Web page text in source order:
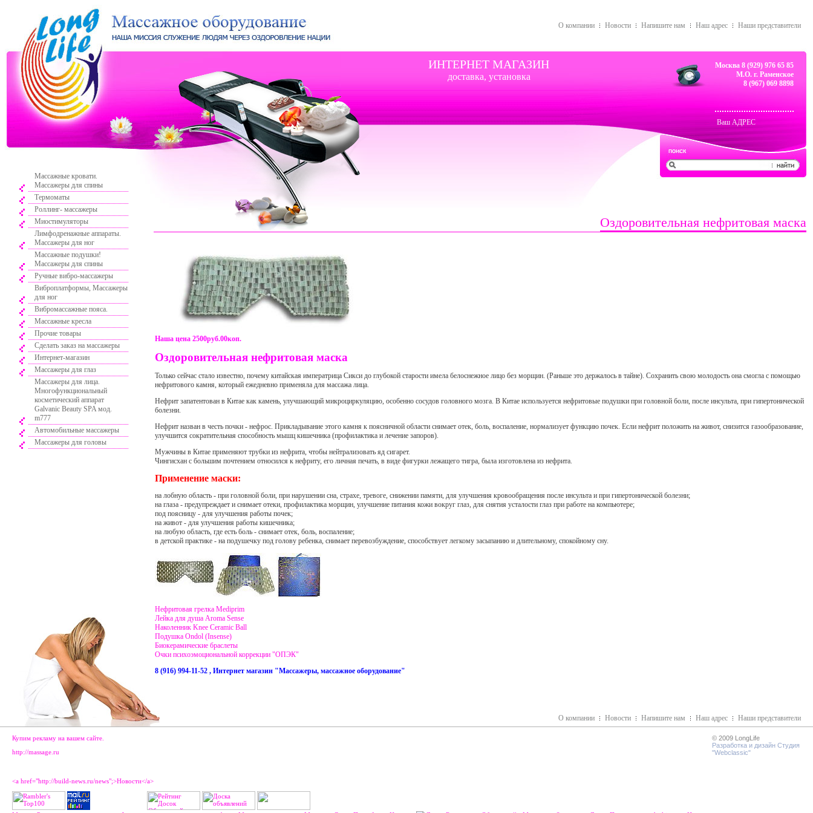
О компании Новости Напишите нам Наш адрес Наши представители
ИНТЕРНЕТ МАГАЗИН
доставка, установка
Москва 8 (929) 976 65 85
М.О. г. Раменское
8 (967) 069 8898
Ваш АДРЕС
Массажные кровати.
Массажеры для спины
Термоматы
Роллинг- массажеры
Миостимуляторы
Лимфодренажные аппараты.
Массажеры для ног
Массажные подушки!
Массажеры для спины
Ручные вибро-массажеры
Виброплатформы, Массажеры
для ног
Вибромассажные пояса.
Массажные кресла
Прочие товары
Сделать заказ на массажеры
Интернет-магазин
Массажеры для глаз
Массажеры для лица.
Многофункциональный
косметический аппарат
Galvanic Beauty SPA мод.
m777
Автомобильные массажеры
Массажеры для головы
Оздоровительная нефритовая маска
Наша цена 2500руб.00коп.
Оздоровительная нефритовая маска
Только сейчас стало известно, почему китайская императрица Сикси до глубокой старости имела белоснежное лицо без морщин. (Раньше это держалось в тайне). Сохранить свою молодость она смогла с помощью
нефритового камня, который ежедневно применяла для массажа лица.
Нефрит запатентован в Китае как камень, улучшающий микроциркуляцию, особенно сосудов головного мозга. В Китае используется нефритовые подушки при головной боли, после инсульта, при гипертонической
болезни.
Нефрит назван в честь почки - нефрос. Прикладывание этого камня к поясничной области снимает отек, боль, воспаление, нормализует функцию почек. Если нефрит положить на живот, снизится газообразование,
улучшится сократительная способность мышц кишечника (профилактика и лечение запоров).
Мужчины в Китае применяют трубки из нефрита, чтобы нейтрализовать яд сигарет.
Чингисхан с большим почтением относился к нефриту, его личная печать, в виде фигурки лежащего тигра, была изготовлена из нефрита.
Применение маски:
на лобную область - при головной боли, при нарушении сна, страхе, тревоге, снижении памяти, для улучшения кровообращения после инсульта и при гипертонической болезни;
на глаза - предупреждает и снимает отеки, профилактика морщин, улучшение питания кожи вокруг глаз, для снятия усталости глаз при работе на компьютере;
под поясницу - для улучшения работы почек;
на живот - для улучшения работы кишечника;
на любую область, где есть боль - снимает отек, боль, воспаление;
в детской практике - на подушечку под голову ребенка, снимает перевозбуждение, способствует легкому засыпанию и длительному, спокойному сну.
Нефритовая грелка Mediprim
Лейка для душа Aroma Sense
Наколенник Knee Ceramic Ball
Подушка Ondol (Insense)
Биокерамические браслеты
Очки психоэмоциональной коррекции "ОПЭК"
8 (916) 994-11-52 , Интернет магазин "Массажеры, массажное оборудование"
О компании Новости Напишите нам Наш адрес Наши представители
Купим рекламу на вашем сайте.
http://massage.ru
<a href="http://build-news.ru/news";>Новости</a>
© 2009 LongLife
Разработка и дизайн Студия
"Webclassic"